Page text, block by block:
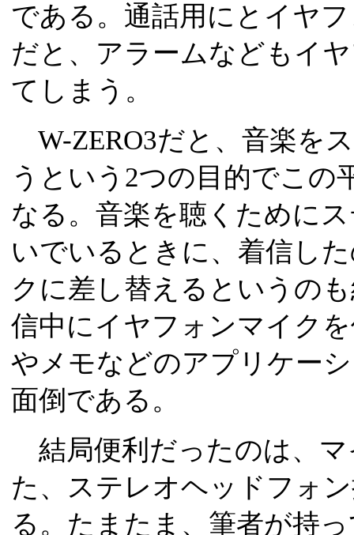
である。通話用にとイヤ
だと、アラームなどもイ
てしまう。
W-ZERO3だと、音楽を
うという2つの目的でこの
なる。音楽を聴くために
いでいるときに、着信し
クに差し替えるというの
信中にイヤフォンマイク
やメモなどのアプリケー
面倒である。
結局便利だったのは、
た、ステレオヘッドフォ
る。たまたま、筆者が持